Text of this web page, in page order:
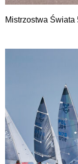
Mistrzostwa Świata